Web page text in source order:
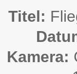
Titel:
Kamera: